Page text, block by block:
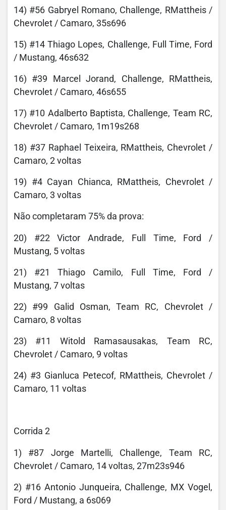
14) #56 Gabryel Romano, Challenge, RMattheis /
Chevrolet / Camaro, 35s696
15) #14 Thiago Lopes, Challenge, Full Time, Ford
/ Mustang, 46s632
16) #39 Marcel Jorand, Challenge, RMattheis,
Chevrolet / Camaro, 46s655
17) #10 Adalberto Baptista, Challenge, Team RC,
Chevrolet / Camaro, 1m19s268
18) #37 Raphael Teixeira, RMattheis, Chevrolet /
Camaro, 2 voltas
19) #4 Cayan Chianca, RMattheis, Chevrolet /
Camaro, 3 voltas
Não completaram 75% da prova:
20) #22 Victor Andrade, Full Time, Ford /
Mustang, 5 voltas
21) #21 Thiago Camilo, Full Time, Ford /
Mustang, 7 voltas
22) #99 Galid Osman, Team RC, Chevrolet /
Camaro, 8 voltas
23) #11 Witold Ramasausakas, Team RC,
Chevrolet / Camaro, 9 voltas
24) #3 Gianluca Petecof, RMattheis, Chevrolet /
Camaro, 11 voltas
Corrida 2
1) #87 Jorge Martelli, Challenge, Team RC,
Chevrolet / Camaro, 14 voltas, 27m23s946
2) #16 Antonio Junqueira, Challenge, MX Vogel,
Ford / Mustang, a 6s069